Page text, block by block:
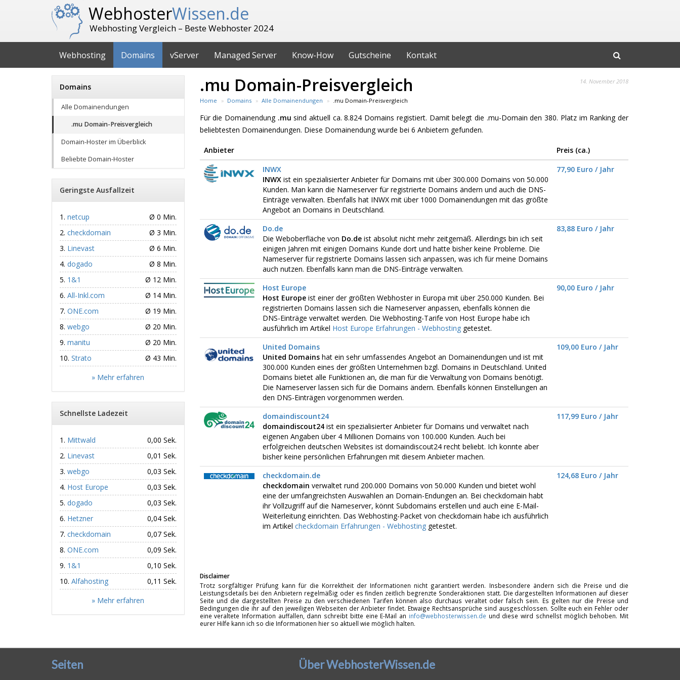
WebhosterWissen.de
Webhosting Vergleich – Beste Webhoster 2024
Webhosting Domains vServer Managed Server Know-How Gutscheine Kontakt
14. November 2018
.mu Domain-Preisvergleich
Home Domains Alle Domainendungen .mu Domain-Preisvergleich
Für die Domainendung .mu sind aktuell ca. 8.824 Domains registiert. Damit belegt die .mu-Domain den 380. Platz im Ranking der
beliebtesten Domainendungen. Diese Domainendung wurde bei 6 Anbietern gefunden.
Anbieter
Preis (ca.)
INWX
INWXist ein spezialisierter Anbieter für Domains mit über 300.000 Domains von 50.000
Kunden. Man kann die Nameserver für registrierte Domains ändern und auch die DNS-
Einträge verwalten. Ebenfalls hat INWX mit über 1000 Domainendungen mit das größte
Angebot an Domains in Deutschland.
77,90 Euro / Jahr
Do.de
Die Weboberfläche von Do.deist absolut nicht mehr zeitgemäß. Allerdings bin ich seit
einigen Jahren mit einigen Domains Kunde dort und hatte bisher keine Probleme. Die
Nameserver für registrierte Domains lassen sich anpassen, was ich für meine Domains
auch nutzen. Ebenfalls kann man die DNS-Einträge verwalten.
83,88 Euro / Jahr
Host Europe
Host Europeist einer der größten Webhoster in Europa mit über 250.000 Kunden. Bei
registrierten Domains lassen sich die Nameserver anpassen, ebenfalls können die
DNS-Einträge verwaltet werden. Die Webhosting-Tarife von Host Europe habe ich
ausführlich im Artikel Host Europe Erfahrungen - Webhostinggetestet.
90,00 Euro / Jahr
United Domains
United Domainshat ein sehr umfassendes Angebot an Domainendungen und ist mit
300.000 Kunden eines der größten Unternehmen bzgl. Domains in Deutschland. United
Domains bietet alle Funktionen an, die man für die Verwaltung von Domains benötigt.
Die Nameserver lassen sich für die Domains ändern. Ebenfalls können Einstellungen an
den DNS-Einträgen vorgenommen werden.
109,00 Euro / Jahr
domaindiscount24
domaindiscout24ist ein spezialisierter Anbieter für Domains und verwaltet nach
eigenen Angaben über 4 Millionen Domains von 100.000 Kunden. Auch bei
erfolgreichen deutschen Websites ist domaindiscout24 recht beliebt. Ich konnte aber
bisher keine persönlichen Erfahrungen mit diesem Anbieter machen.
117,99 Euro / Jahr
checkdomain.de
checkdomain verwaltet rund 200.000 Domains von 50.000 Kunden und bietet wohl
eine der umfangreichsten Auswahlen an Domain-Endungen an. Bei checkdomain habt
ihr Vollzugriff auf die Nameserver, könnt Subdomains erstellen und auch eine E-Mail-
Weiterleitung einrichten. Das Webhosting-Packet von checkdomain habe ich ausführlich
im Artikel checkdomain Erfahrungen - Webhostinggetestet.
124,68 Euro / Jahr
Disclaimer
Trotz sorgfältiger Prüfung kann für die Korrektheit der Informationen nicht garantiert werden. Insbesondere ändern sich die Preise und die
Leistungsdetails bei den Anbietern regelmäßig oder es finden zeitlich begrenzte Sonderaktionen statt. Die dargestellten Informationen auf dieser
Seite und die dargestellten Preise zu den verschiedenen Tarifen können also durchaus veraltet oder falsch sein. Es gelten nur die Preise und
Bedingungen die ihr auf den jeweiligen Webseiten der Anbieter findet. Etwaige Rechtsansprüche sind ausgeschlossen. Sollte euch ein Fehler oder
eine veraltete Information auffallen, dann schreibt bitte eine E-Mail an info@webhosterwissen.de und diese wird schnellst möglich behoben. Mit
eurer Hilfe kann ich so die Informationen hier so aktuell wie möglich halten.
Domains
Alle Domainendungen
.mu Domain-Preisvergleich
Domain-Hoster im Überblick
Beliebte Domain-Hoster
Geringste Ausfallzeit
netcup
Ø 0 Min.
checkdomain
Ø 3 Min.
Linevast
Ø 6 Min.
dogado
Ø 8 Min.
1&1
Ø 12 Min.
All-Inkl.com
Ø 14 Min.
ONE.com
Ø 19 Min.
webgo
Ø 20 Min.
manitu
Ø 20 Min.
Strato
Ø 43 Min.
» Mehr erfahren
Schnellste Ladezeit
Mittwald
0,00 Sek.
Linevast
0,01 Sek.
webgo
0,03 Sek.
Host Europe
0,03 Sek.
dogado
0,03 Sek.
Hetzner
0,04 Sek.
checkdomain
0,07 Sek.
ONE.com
0,09 Sek.
1&1
0,10 Sek.
Alfahosting
0,11 Sek.
» Mehr erfahren
Seiten Über WebhosterWissen.de